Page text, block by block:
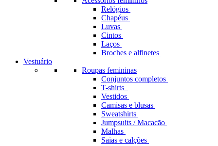
Relógios
Chapéus
Luvas
Cintos
Laços
Broches e alfinetes
Vestuário
Roupas femininas
Conjuntos completos
T-shirts
Vestidos
Camisas e blusas
Sweatshirts
Jumpsuits / Macacão
Malhas
Saias e calções